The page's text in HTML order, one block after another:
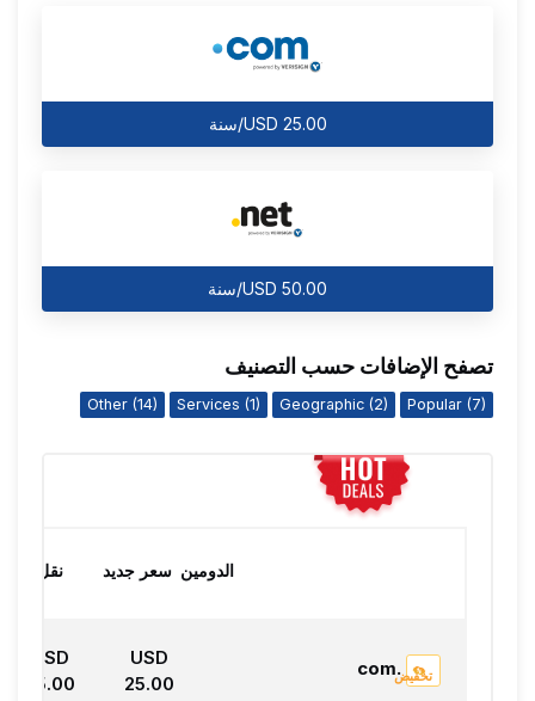
USD 25.00/سنة
USD 50.00/سنة
تصفح الإضافات حسب التصنيف
Popular (7)
Geographic (2)
Services (1)
Other (14)
الدومين سعر جديد نقل
.com
تخفيض
USD
25.00
USD
25.00